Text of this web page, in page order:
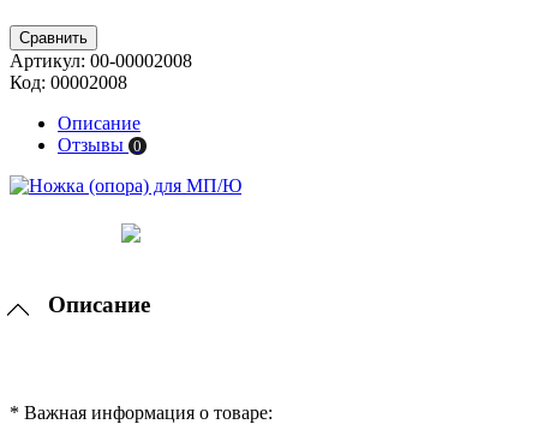
Сравнить
Артикул: 00-00002008
Код: 00002008
Описание
Отзывы 0
Описание
* Важная информация о товаре: